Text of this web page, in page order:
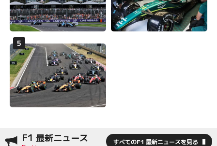
F1 最新ニュース すべてのF1 最新ニュースを見る